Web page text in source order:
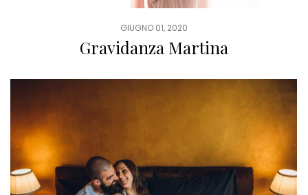
GIUGNO 01, 2020
Gravidanza Martina